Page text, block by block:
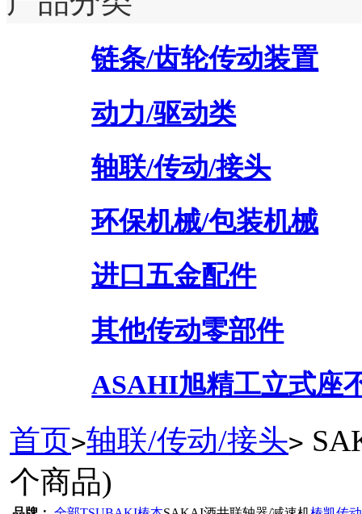
链条/齿轮传动装置
动力/驱动类
轴联/传动/接头
环保机械/包装机械
进口五金配件
其他传动零部件
ASAHI旭精工立式座
首页>轴联/传动/接头>
个商品)